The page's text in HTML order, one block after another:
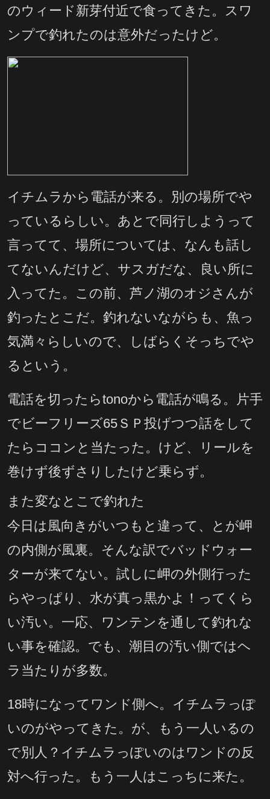
のウィード新芽付近で食ってきた。スワ
ンプで釣れたのは意外だったけど。
イチムラから電話が来る。別の場所でや
っているらしい。あとで同行しようって
言ってて、場所については、なんも話し
てないんだけど、サスガだな、良い所に
入ってた。この前、芦ノ湖のオジさんが
釣ったとこだ。釣れないながらも、魚っ
気満々らしいので、しばらくそっちでや
るという。
電話を切ったらtonoから電話が鳴る。片手
でビーフリーズ65ＳＰ投げつつ話をして
たらココンと当たった。けど、リールを
巻けず後ずさりしたけど乗らず。
また変なとこで釣れた
今日は風向きがいつもと違って、とが岬
の内側が風裏。そんな訳でバッドウォー
ターが来てない。試しに岬の外側行った
らやっぱり、水が真っ黒かよ！ってくら
い汚い。一応、ワンテンを通して釣れな
い事を確認。でも、潮目の汚い側ではヘ
ラ当たりが多数。
18時になってワンド側へ。イチムラっぽ
いのがやってきた。が、もう一人いるの
で別人？イチムラっぽいのはワンドの反
対へ行った。もう一人はこっちに来た。